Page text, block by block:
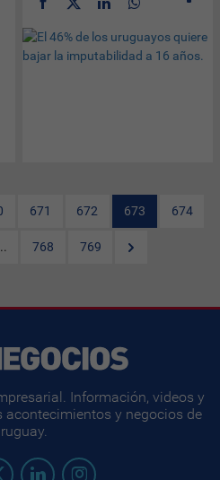
671 672 673 674
768 769
Información, videos y
y negocios de